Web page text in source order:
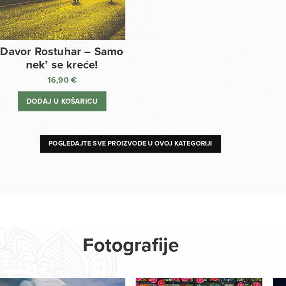
Davor Rostuhar – Samo
nek’ se kreće!
16,90€
DODAJ U KOŠARICU
POGLEDAJTE SVE PROIZVODE U OVOJ KATEGORIJI
Fotografije